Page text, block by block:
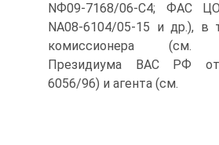
NФ09-7168/06-С4; ФАС
NА08-6104/05-15 и др.), в
комиссионера (см.
Президиума ВАС РФ
6056/96) и агента (см.